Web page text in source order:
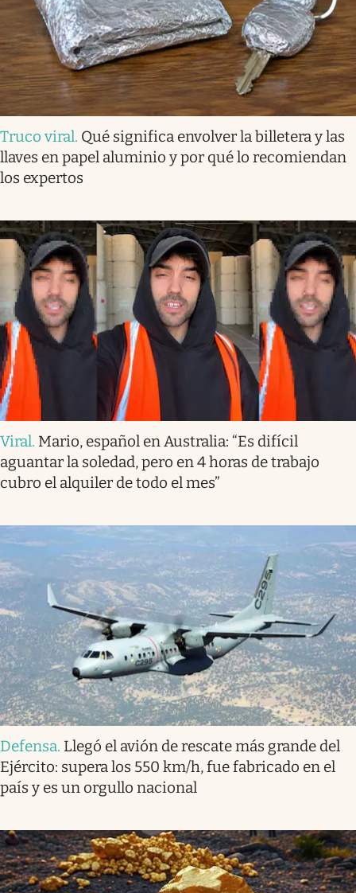
Truco viral. Qué significa envolver la billetera y las
llaves en papel aluminio y por qué lo recomiendan
los expertos
Viral. Mario, español en Australia: “Es difícil
aguantar la soledad, pero en 4 horas de trabajo
cubro el alquiler de todo el mes”
Defensa. Llegó el avión de rescate más grande del
Ejército: supera los 550 km/h, fue fabricado en el
país y es un orgullo nacional